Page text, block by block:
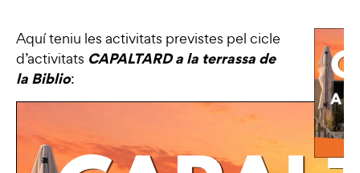
Aquí teniu les activitats previstes pel cicle
d’activitats CAPALTARD a la terrassa de
la Biblio: